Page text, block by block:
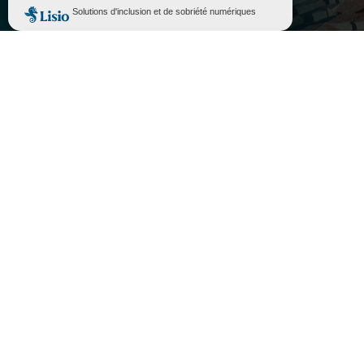
 PORTAIL FAMILLE
Accepter